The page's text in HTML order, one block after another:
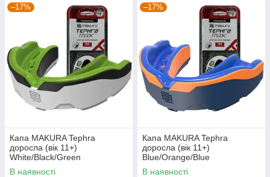
–17%
Капа MAKURA Tephra
доросла (вік 11+)
White/Black/Green
(art.6017514130)
В наявності
–17%
Капа MAKURA Tephra
доросла (вік 11+)
Blue/Orange/Blue
(art.6017514126)
В наявності